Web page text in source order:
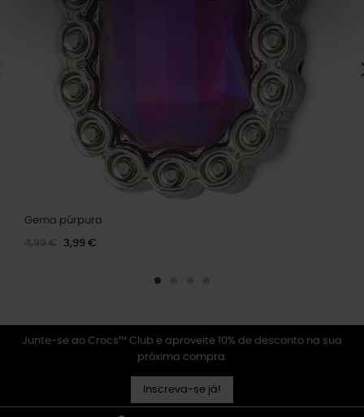
Gema púrpura
4,99 € 3,99 €
Junte-se ao Crocs™ Club e aproveite 10% de desconto na sua
próxima compra.
Inscreva-se já!